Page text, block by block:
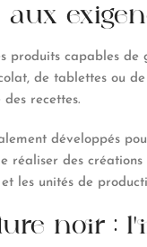
produits capables
de tablettes ou
recettes.
développés
réaliser des
les unités de
noir :